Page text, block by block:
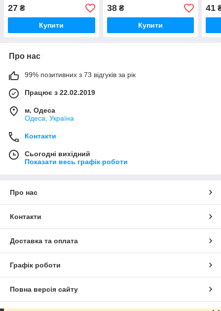
27 ₴
Купити
38₴
Купити
41
Про нас
99% позитивних з 73 відгуків за рік
Працює з 22.02.2019
м. Одеса
Одеса, Україна
Контакти
Сьогодні вихідний
Показати весь графік роботи
Про нас
Контакти
Доставка та оплата
Графік роботи
Повна версія сайту